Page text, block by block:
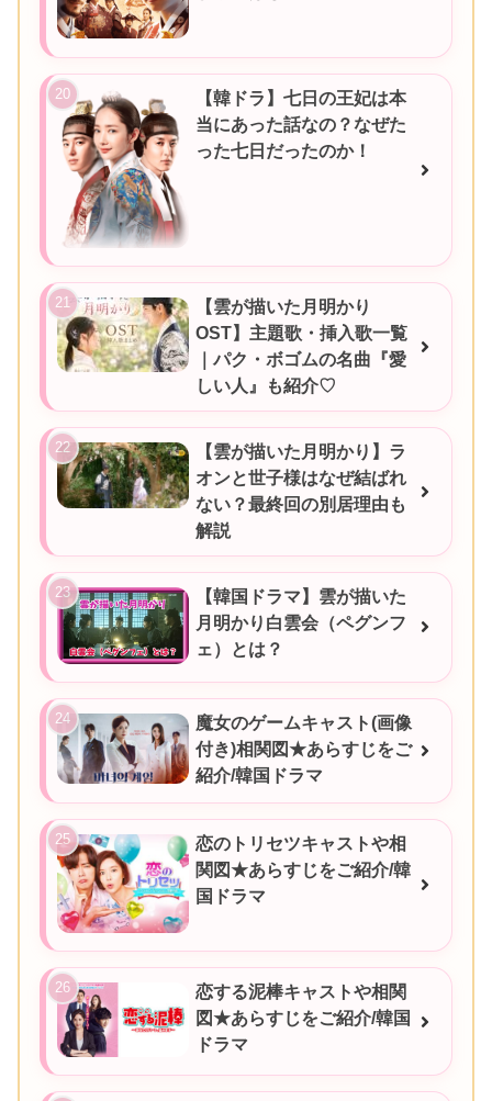
【韓ドラ】七日の王妃は本
当にあった話なの？なぜた
った七日だったのか！
【雲が描いた月明かり
OST】主題歌・挿入歌一覧
｜パク・ボゴムの名曲『愛
しい人』も紹介♡
【雲が描いた月明かり】ラ
オンと世子様はなぜ結ばれ
ない？最終回の別居理由も
解説
【韓国ドラマ】雲が描いた
月明かり白雲会（ペグンフ
ェ）とは？
魔女のゲームキャスト(画像
付き)相関図★あらすじをご
紹介/韓国ドラマ
恋のトリセツキャストや相
関図★あらすじをご紹介/韓
国ドラマ
恋する泥棒キャストや相関
図★あらすじをご紹介/韓国
ドラマ